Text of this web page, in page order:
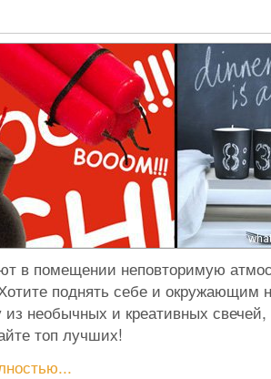
в помещении неповторимую
поднять себе и окружающим
из необычных и креативных
топ лучших!